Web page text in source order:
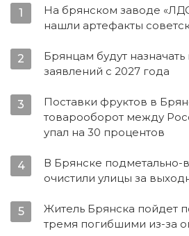
1
На брянском заводе
нашли артефакты
2
Брянцам будут
заявлений с 2027 года
3
Поставки фруктов в
товарооборот между
упал на 30 процентов
4
В Брянске
очистили улицы за
5
Житель Брянска пойдет
тремя погибшими из-за